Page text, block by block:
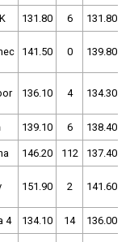
131.80 6 131.80
141.50 0 139.80
136.10 4 134.30
139.10 6 138.40
146.20 112 137.40
151.90 2 141.60
4 134.10 14 136.00